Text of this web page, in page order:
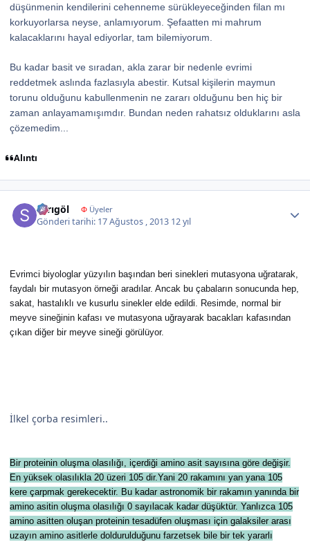
düşünmenin kendilerini cehenneme sürükleyeceğinden filan mı
korkuyorlarsa neyse, anlamıyorum. Şefaatten mi mahrum
kalacaklarını hayal ediyorlar, tam bilemiyorum.
Bu kadar basit ve sıradan, akla zarar bir nedenle evrimi
reddetmek aslında fazlasıyla abestir. Kutsal kişilerin maymun
torunu olduğunu kabullenmenin ne zararı olduğunu ben hiç bir
zaman anlayamamışımdır. Bundan neden rahatsız olduklarını asla
çözemedim...
Alıntı
sarıgöl ΦÜyeler
Gönderi tarihi: 17 Ağustos , 2013 12 yıl
Evrimci biyologlar yüzyılın başından beri sinekleri mutasyona uğratarak,
faydalı bir mutasyon örneği aradılar. Ancak bu çabaların sonucunda hep,
sakat, hastalıklı ve kusurlu sinekler elde edildi. Resimde, normal bir
meyve sineğinin kafası ve mutasyona uğrayarak bacakları kafasından
çıkan diğer bir meyve sineği görülüyor.
İlkel çorba resimleri..
Bir proteinin oluşma olasılığı, içerdiği amino asit sayısına göre değişir.
En yüksek olasılıkla 20 üzeri 105 dir.Yani 20 rakamını yan yana 105
kere çarpmak gerekecektir. Bu kadar astronomik bir rakamın yanında bir
amino asitin oluşma olasılığı 0 sayılacak kadar düşüktür. Yanlızca 105
amino asitten oluşan proteinin tesadüfen oluşması için galaksiler arası
uzayın amino asitlerle doldurulduğunu farzetsek bile bir tek yararlı